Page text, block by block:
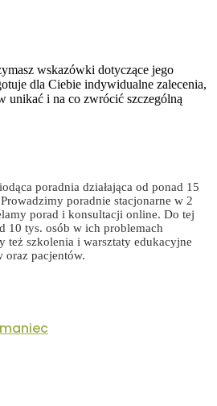
wskazówki dotyczące jego
dla Ciebie indywidualne zalecenia,
unikać i na co zwrócić szczególną
poradnia działająca od ponad 15
poradnie stacjonarne w 2
porad i konsultacji online. Do tej
10 tys. osób w ich problemach
też szkolenia i warsztaty edukacyjne
oraz pacjentów.